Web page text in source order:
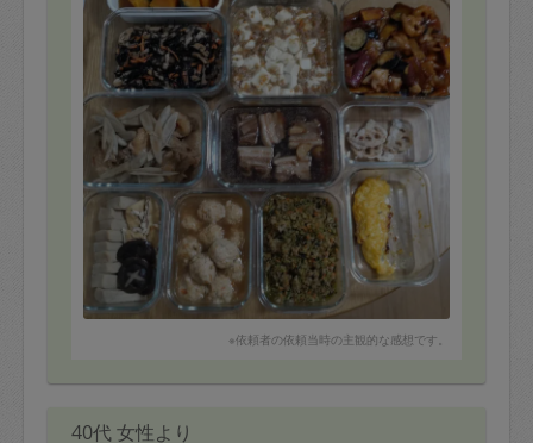
※依頼者の依頼当時の主観的な感想です。
40代 女性より